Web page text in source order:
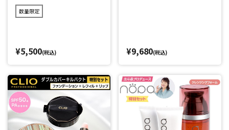
数量限定
¥5,500(税込) ¥9,680(税込)